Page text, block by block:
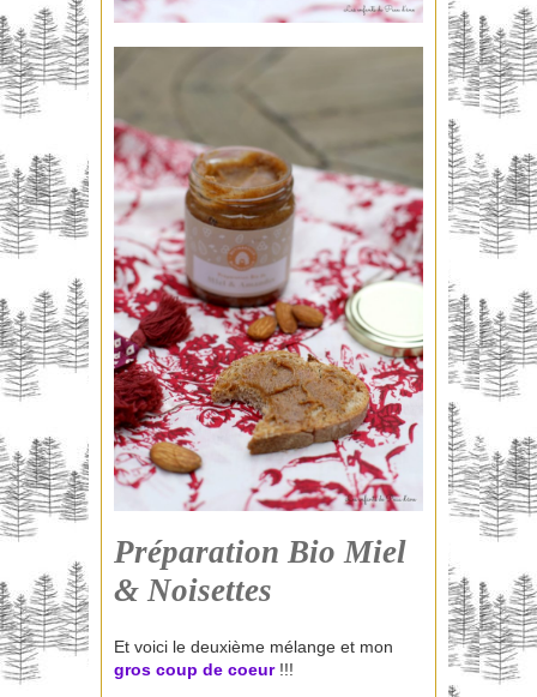
Préparation Bio Miel
& Noisettes
Et voici le deuxième mélange et mon
gros coup de coeur!!!